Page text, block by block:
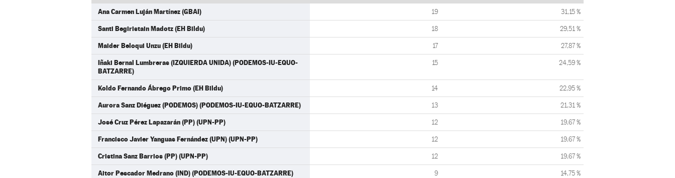
Ana Carmen Luján Martínez (GBAI) 19 31,15 %
Santi Begiristain Madotz (EH Bildu) 18 29,51 %
Maider Beloqui Unzu (EH Bildu) 17 27,87 %
Iñaki Bernal Lumbreras (IZQUIERDA UNIDA) (PODEMOS-IU-EQUO-
BATZARRE)
15 24,59 %
Koldo Fernando Ábrego Primo (EH Bildu) 14 22,95 %
Aurora Sanz Diéguez (PODEMOS) (PODEMOS-IU-EQUO-BATZARRE) 13 21,31 %
José Cruz Pérez Lapazarán (PP) (UPN-PP) 12 19,67 %
Francisco Javier Yanguas Fernández (UPN) (UPN-PP) 12 19,67 %
Cristina Sanz Barrios (PP) (UPN-PP) 12 19,67 %
Aitor Pescador Medrano (IND) (PODEMOS-IU-EQUO-BATZARRE) 9 14,75 %